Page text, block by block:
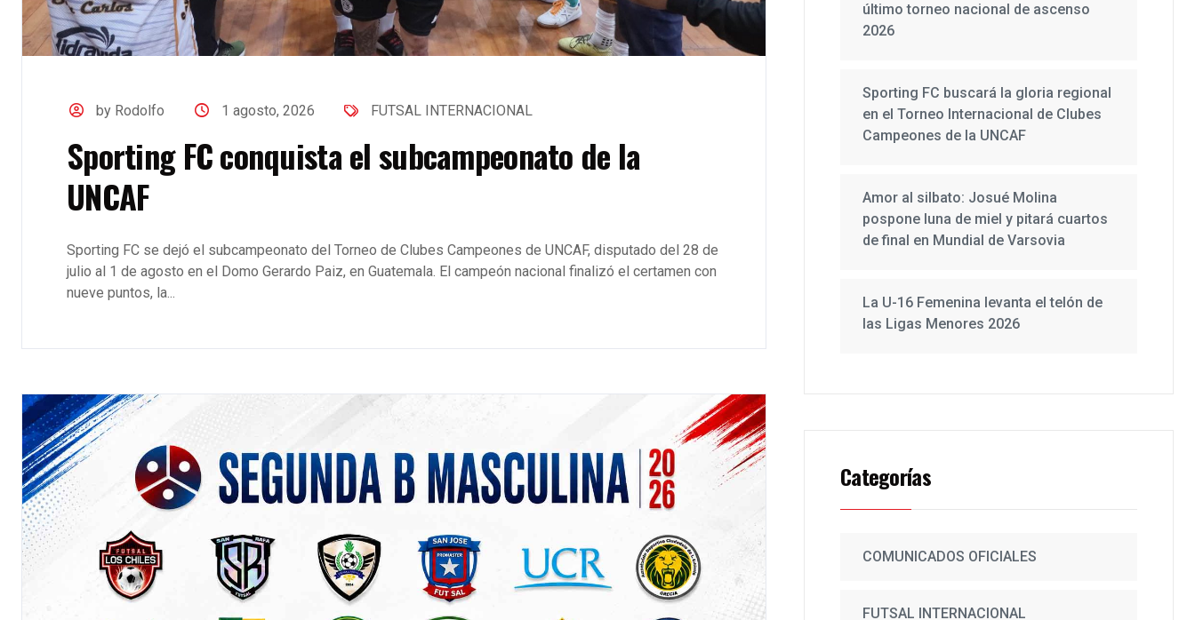
by Rodolfo 1 agosto, 2026 FUTSAL INTERNACIONAL
Sporting FC conquista el subcampeonato de la
UNCAF
Sporting FC se dejó el subcampeonato del Torneo de Clubes Campeones de UNCAF, disputado del 28 de
julio al 1 de agosto en el Domo Gerardo Paiz, en Guatemala. El campeón nacional finalizó el certamen con
nueve puntos, la...
último torneo nacional de ascenso
2026
Sporting FC buscará la gloria regional
en el Torneo Internacional de Clubes
Campeones de la UNCAF
Amor al silbato: Josué Molina
pospone luna de miel y pitará cuartos
de final en Mundial de Varsovia
La U-16 Femenina levanta el telón de
las Ligas Menores 2026
Categorías
COMUNICADOS OFICIALES
FUTSAL INTERNACIONAL